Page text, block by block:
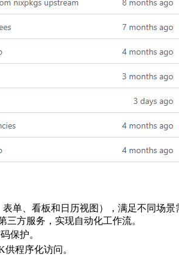
单、看板和日历视图），满足不同场景
三方服务，实现自动化工作流。
保护。
程序化访问。